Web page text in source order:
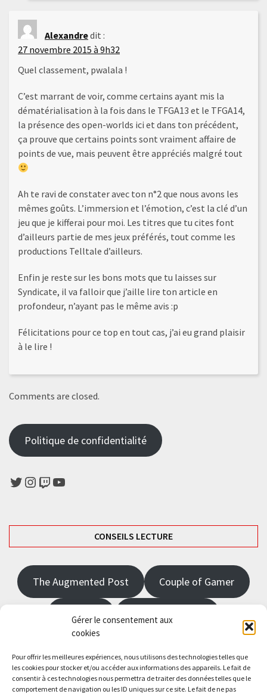
Gérer le consentement aux
cookies
Pour offrir les meilleures expériences, nous utilisons des technologies telles que
les cookies pour stocker et/ou accéder aux informations des appareils. Le fait de
consentir à ces technologies nous permettra de traiter des données telles que le
comportement de navigation ou les ID uniques sur ce site. Le fait de ne pas
Alexandredit :
27 novembre 2015 à 9h32
Quel classement, pwalala !
C’est marrant de voir, comme certains ayant mis la
dématérialisation à la fois dans le TFGA13 et le TFGA14,
la présence des open-worlds ici et dans ton précédent,
ça prouve que certains points sont vraiment affaire de
points de vue, mais peuvent être appréciés malgré tout
Ah te ravi de constater avec ton n°2 que nous avons les
mêmes goûts. L’immersion et l’émotion, c’est la clé d’un
jeu que je kifferai pour moi. Les titres que tu cites font
d’ailleurs partie de mes jeux préférés, tout comme les
productions Telltale d’ailleurs.
Enfin je reste sur les bons mots que tu laisses sur
Syndicate, il va falloir que j’aille lire ton article en
profondeur, n’ayant pas le même avis :p
Félicitations pour ce top en tout cas, j’ai eu grand plaisir
à le lire !
Comments are closed.
Politique de confidentialité
Twitter
Instagram
TwitchYouTube
CONSEILS LECTURE
The Augmented Post Couple of Gamer
JRPGFR State of Gaming
Saisissez votre adresse e-mail…